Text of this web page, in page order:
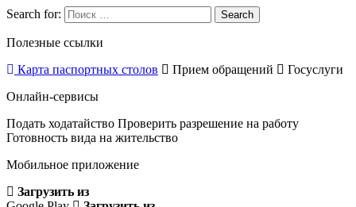
Search for: Search
Полезные ссылки
Карта паспортных столов
Прием обращений
Госуслуги
Онлайн-сервисы
Подать ходатайство Проверить разрешение на работу
Готовность вида на жительство
Мобильное приложение
Загрузить из